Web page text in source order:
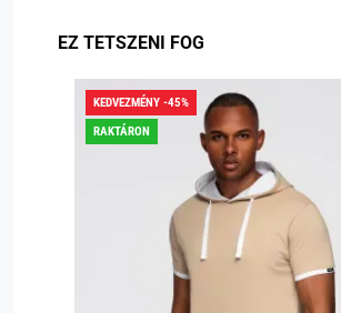
EZ TETSZENI FOG
KEDVEZMÉNY -45%
RAKTÁRON